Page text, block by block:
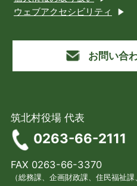
ウェブアクセシビリティ
お問い合
筑北村役場 代表
0263-66-2111
FAX 0263-66-3370
（総務課、企画財政課、住民福祉